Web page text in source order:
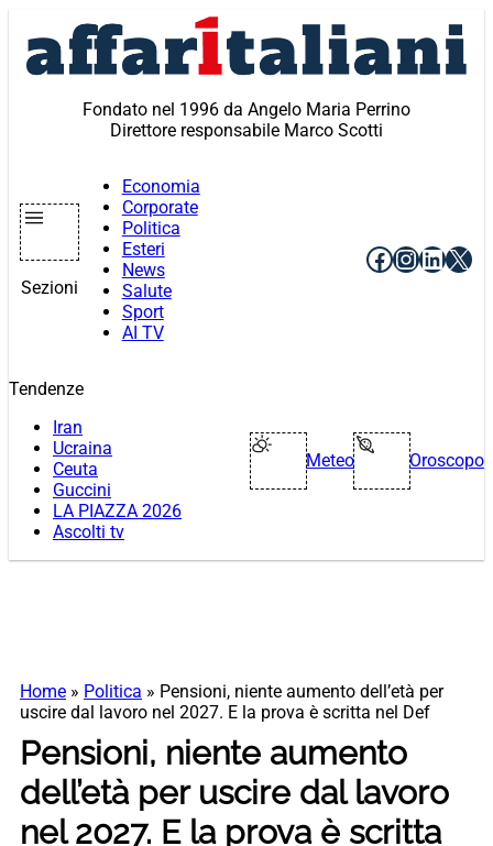
contenuto
Fondato nel 1996 da Angelo Maria Perrino
Direttore responsabile Marco Scotti
Sezioni
Economia
Corporate
Politica
Esteri
News
Salute
Sport
AI TV
Facebook
X
Tendenze
Iran
Ucraina
Ceuta
Guccini
LA PIAZZA 2026
Ascolti tv
Meteo Oroscopo
Home » Politica » Pensioni, niente aumento dell’età per
uscire dal lavoro nel 2027. E la prova è scritta nel Def
Pensioni, niente aumento
dell’età per uscire dal lavoro
nel 2027. E la prova è scritta